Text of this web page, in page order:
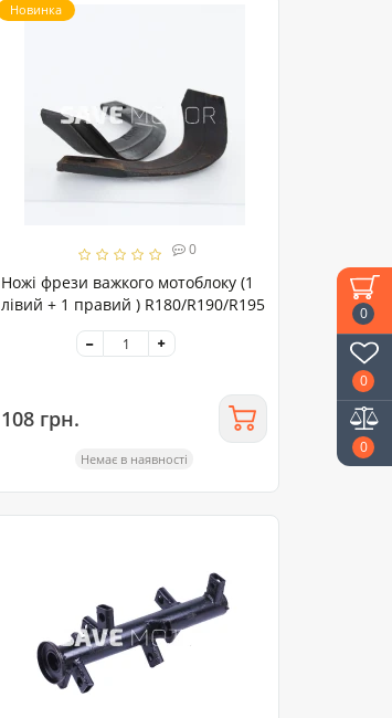
0
0
0
0
Ножі фрези важкого мотоблоку (1
лівий + 1 правий ) R180/R190/R195
Новинка
108 грн.
Немає в наявності